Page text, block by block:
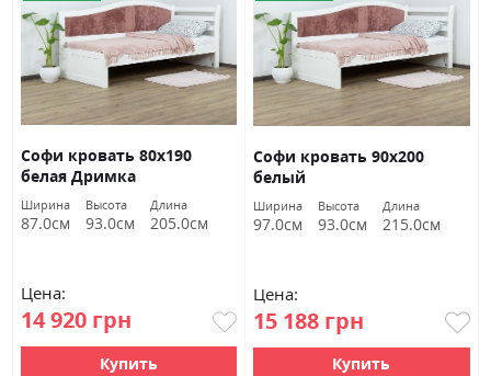
Софи кровать 80х190
белая Дримка
Ширина
87.0см
Высота
93.0см
Длина
205.0см
Цена:
14 920 грн
Купить
Софи кровать 90х200
белый
Ширина
97.0см
Высота
93.0см
Длина
215.0см
Цена:
15 188 грн
Купить